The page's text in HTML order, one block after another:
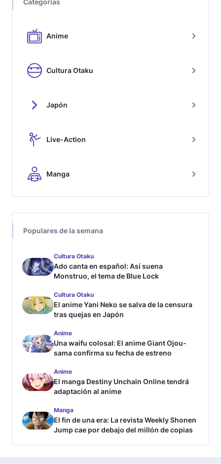
Anime
Cultura Otaku
Japón
Live-Action
Manga
Populares de la semana
Cultura Otaku
Ado canta en español: Así suena
Monstruo, el tema de Blue Lock
Cultura Otaku
El anime Yani Neko se salva de la censura
tras quejas en Japón
Anime
Una waifu colosal: El anime Giant Ojou-
sama confirma su fecha de estreno
Anime
El manga Destiny Unchain Online tendrá
adaptación al anime
Manga
El fin de una era: La revista Weekly Shonen
Jump cae por debajo del millón de copias